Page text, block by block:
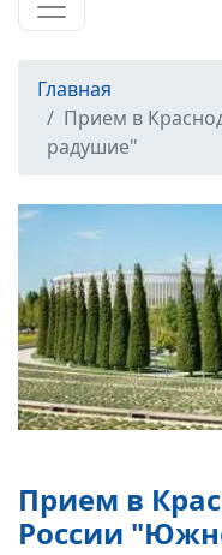
Главная
Прием в
радушие"
Прием в
России